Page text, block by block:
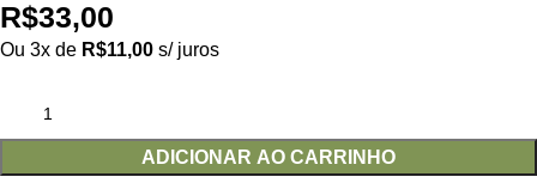
R$33,00
Ou 3x de R$11,00 s/ juros
ADICIONAR AO CARRINHO